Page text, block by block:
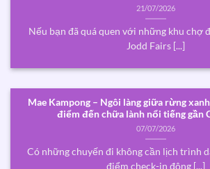
21/07/2026
Nếu bạn đã quá quen với những khu chợ
Jodd Fairs [...]
Mae Kampong – Ngôi làng giữa rừng
điểm đến chữa lành nổi tiếng gần
07/07/2026
Có những chuyến đi không cần lịch trình
điểm check-in đông [...]